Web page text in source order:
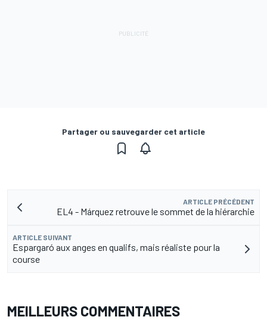
Partager ou sauvegarder cet article
ARTICLE PRÉCÉDENT
EL4 - Márquez retrouve le sommet de la hiérarchie
ARTICLE SUIVANT
Espargaró aux anges en qualifs, mais réaliste pour la
course
MEILLEURS COMMENTAIRES